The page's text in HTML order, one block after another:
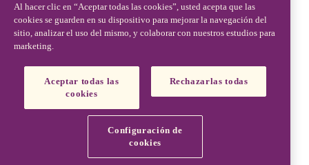
Comunicados de prensa
Conocimientos y perspectivas
Contacto y soporte
Contáctenos
Actualizaciones de seguridad
Actualizaciones de productos
Socios, proveedores y clientes
Vantive is a trademark of Vantive Health LLC or its affiliates.
Al hacer clic en “Aceptar todas las cookies”, usted acepta que las
cookies se guarden en su dispositivo para mejorar la navegación del
sitio, analizar el uso del mismo, y colaborar con nuestros estudios para
marketing.
Aceptar todas las
cookies
Rechazarlas todas
Configuración de
cookies